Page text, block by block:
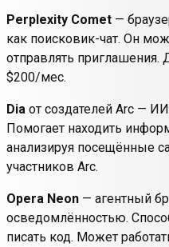
Perplexity Comet —
как поисковик-чат. Он
отправлять приглашения.
$200/мес.
Dia от создателей Arc —
Помогает находить
анализируя посещённые
участников Arc.
Opera Neon — агентный
осведомлённостью.
писать код. Может